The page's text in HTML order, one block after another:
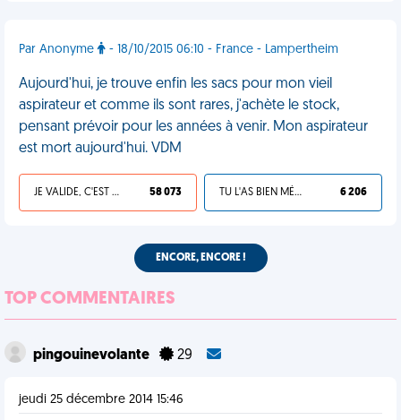
Par Anonyme - 18/10/2015 06:10 - France - Lampertheim
Aujourd'hui, je trouve enfin les sacs pour mon vieil
aspirateur et comme ils sont rares, j'achète le stock,
pensant prévoir pour les années à venir. Mon aspirateur
est mort aujourd'hui. VDM
JE VALIDE, C'EST UNE VDM 58 073 TU L'AS BIEN MÉRITÉ 6 206
ENCORE, ENCORE !
TOP COMMENTAIRES
pingouinevolante 29
jeudi 25 décembre 2014 15:46